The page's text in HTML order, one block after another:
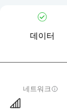
데이터
네트워크